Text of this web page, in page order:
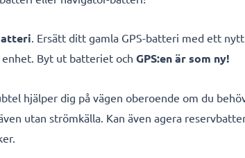
. Ersätt ditt gamla GPS-batteri med ett nytt
Byt ut batteriet och GPS:en är som ny!
hjälper dig på vägen oberoende om du
utan strömkälla. Kan även agera